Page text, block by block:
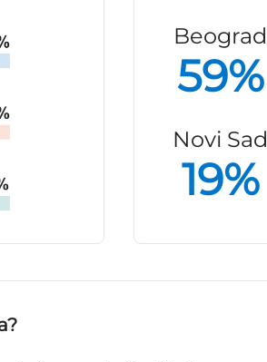
Beograd
59%
Novi Sad
19%